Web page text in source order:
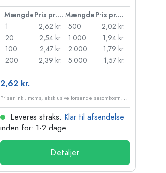
Mængde Pris pr. stk. Mængde
Pris pr. stk.
1
2,62 kr.
20
2,54 kr.
100
2,47 kr.
200
2,39 kr.
500
2,02 kr.
1.000
1,94 kr.
2.000
1,79 kr.
5.000
1,57 kr.
2,62 kr.
P
riser inkl. moms, eksklusive forsendelsesomkostninger
Leveres straks. Klar til afsendelse
inden for: 1-2 dage
Detaljer